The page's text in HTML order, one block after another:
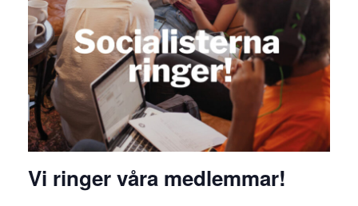
Vi ringer våra medlemmar!